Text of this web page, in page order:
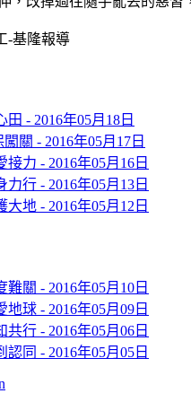
-基隆報導
田 - 2016年05月18日
闖關 - 2016年05月17日
接力 - 2016年05月16日
力行 - 2016年05月13日
大地 - 2016年05月12日
難關 - 2016年05月10日
地球 - 2016年05月09日
共行 - 2016年05月06日
認同 - 2016年05月05日